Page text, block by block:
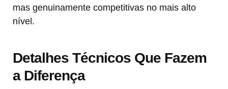
mas genuinamente competitivas no mais alto
nível.
Detalhes Técnicos Que Fazem
a Diferença